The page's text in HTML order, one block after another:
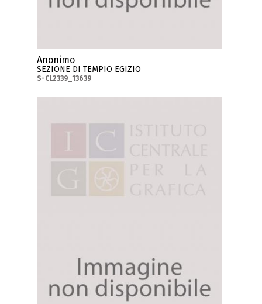
Anonimo
SEZIONE DI TEMPIO EGIZIO
S-CL2339_13639